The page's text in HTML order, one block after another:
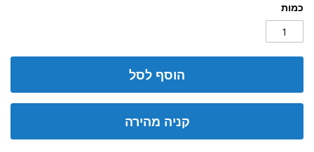
כמות
הוסף לסל
קניה מהירה